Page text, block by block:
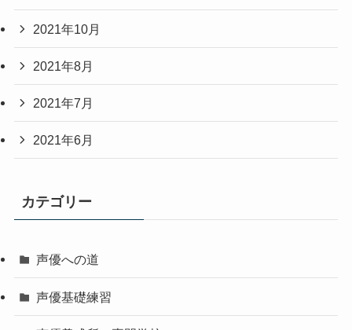
2021年10月
2021年8月
2021年7月
2021年6月
カテゴリー
声優への道
声優基礎練習